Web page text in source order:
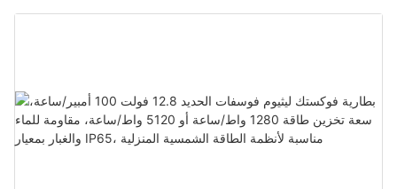
فوسفات الحديد 1280 واط/ساعة - 5120 واط/ساعة،